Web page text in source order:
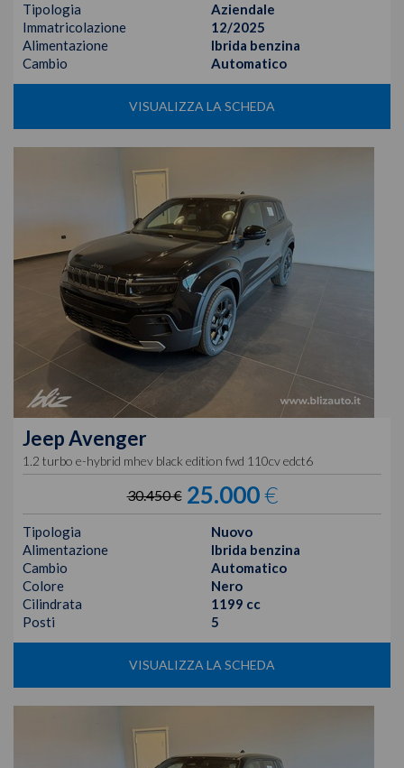
Tipologia
Aziendale
Immatricolazione
12/2025
Alimentazione
Ibrida benzina
Cambio
Automatico
VISUALIZZA LA SCHEDA
JeepAvenger
1.2 turbo e-hybrid mhev black edition fwd 110cv edct6
30.450 € 25.000€
Tipologia
Nuovo
Alimentazione
Ibrida benzina
Cambio
Automatico
Colore
Nero
Cilindrata
1199 cc
Posti
5
VISUALIZZA LA SCHEDA